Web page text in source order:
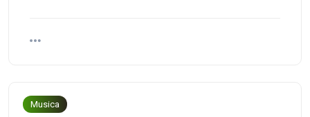
Musica